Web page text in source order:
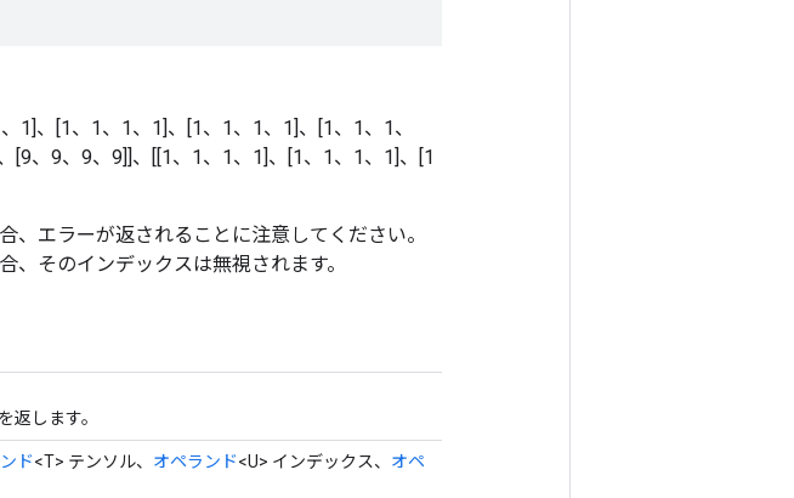
、1]、[1、1、1、1]、[1、1、1、1]、[1、1、1、
[9、9、9、9]]、[[1、1、1、1]、[1、1、1、1]、[1
、エラーが返されることに注意してください。
、そのインデックスは無視されます。
返します。
ド<T> テンソル、 オペランド<U> インデックス、 オペ